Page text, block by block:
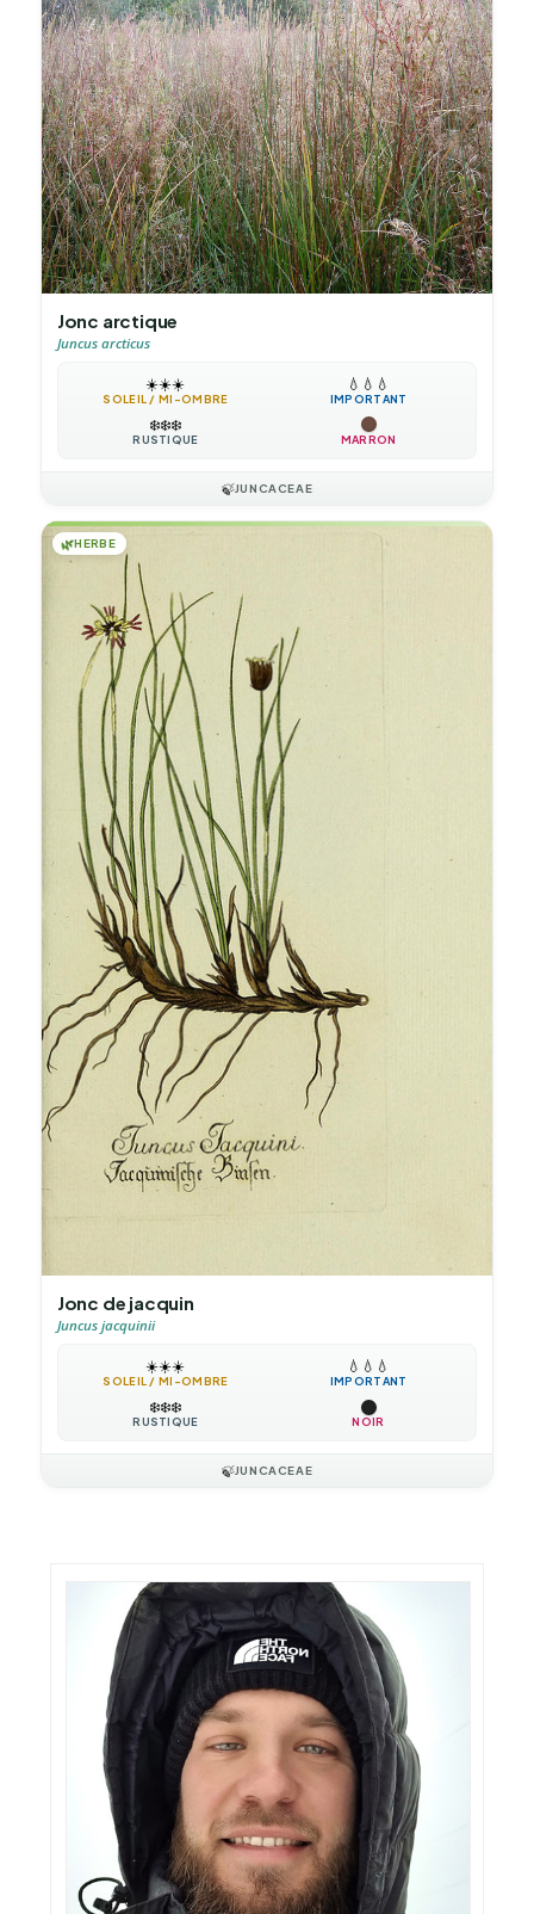
Jonc arctique
Juncus arcticus
☀️☀️☀️
SOLEIL / MI-OMBRE
💧 💧 💧
IMPORTANT
❄️❄️❄️
RUSTIQUE MARRON
🍃JUNCACEAE
🌿HERBE
Jonc de jacquin
Juncus jacquinii
☀️☀️☀️
SOLEIL / MI-OMBRE
💧 💧 💧
IMPORTANT
❄️❄️❄️
RUSTIQUE NOIR
🍃JUNCACEAE